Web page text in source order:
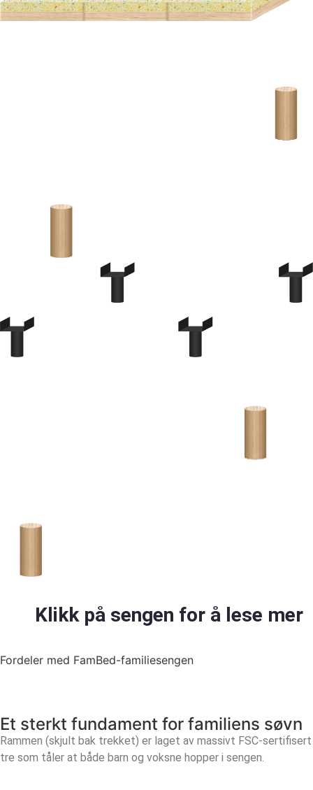
Klikk på sengen for å lese mer
Fordeler med FamBed-familiesengen
Et sterkt fundament for familiens søvn
Rammen (skjult bak trekket) er laget av massivt FSC-sertifisert
tre som tåler at både barn og voksne hopper i sengen.